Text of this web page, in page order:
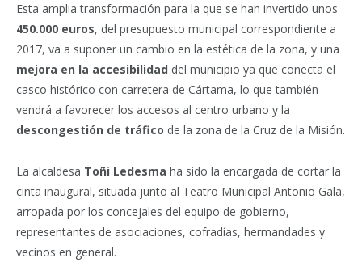
Esta amplia transformación para la que se han invertido unos
450.000 euros, del presupuesto municipal correspondiente a
2017, va a suponer un cambio en la estética de la zona, y una
mejora en la accesibilidad del municipio ya que conecta el
casco histórico con carretera de Cártama, lo que también
vendrá a favorecer los accesos al centro urbano y la
descongestión de tráfico de la zona de la Cruz de la Misión.
La alcaldesa Toñi Ledesma ha sido la encargada de cortar la
cinta inaugural, situada junto al Teatro Municipal Antonio Gala,
arropada por los concejales del equipo de gobierno,
representantes de asociaciones, cofradías, hermandades y
vecinos en general.